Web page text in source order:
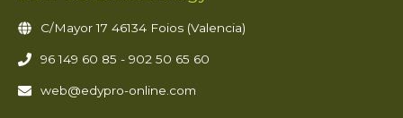
C/Mayor 17 46134 Foios (Valencia)
96 149 60 85 - 902 50 65 60
web@edypro-online.com